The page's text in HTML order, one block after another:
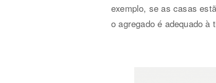
exemplo, se as casas
o agregado é adequado à